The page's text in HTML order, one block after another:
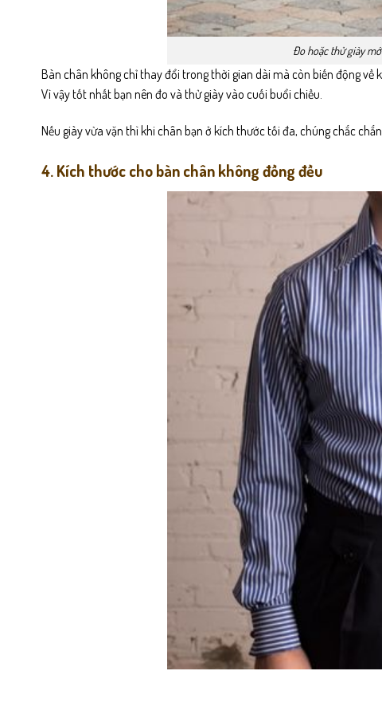
Đo hoặc thử giày
Bàn chân không chỉ thay đổi trong thời gian dài mà còn biến động về
Vì vậy tốt nhất bạn nên đo và thử giày vào cuối buổi chiều.
Nếu giày vừa vặn thì khi chân bạn ở kích thước tối đa, chúng chắc
4. Kích thước cho bàn chân không đồng đều